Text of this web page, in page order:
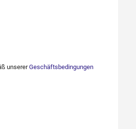
unsererGeschäftsbedingungen